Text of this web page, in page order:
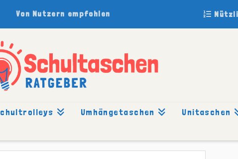
Von Nutzern empfohlen
Umhängetaschen Unitaschen